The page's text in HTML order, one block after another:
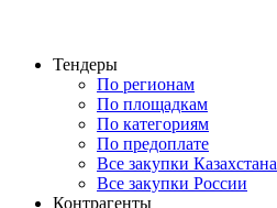
Тендеры
По регионам
По площадкам
По категориям
По предоплате
Все закупки Казахстана
Все закупки России
Контрагенты